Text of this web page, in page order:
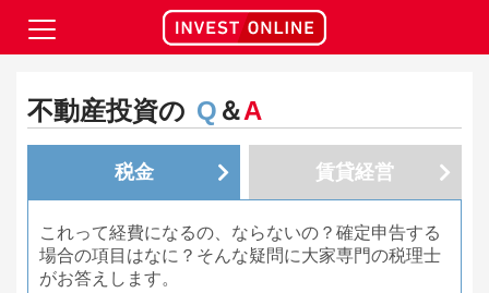
不動産投資の Q ＆A
税金 賃貸経営
これって経費になるの、ならないの？確定申告する
場合の項目はなに？そんな疑問に大家専門の税理士
がお答えします。